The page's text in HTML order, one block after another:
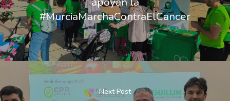
#MurciaMarchaContraElCancer
Next Post